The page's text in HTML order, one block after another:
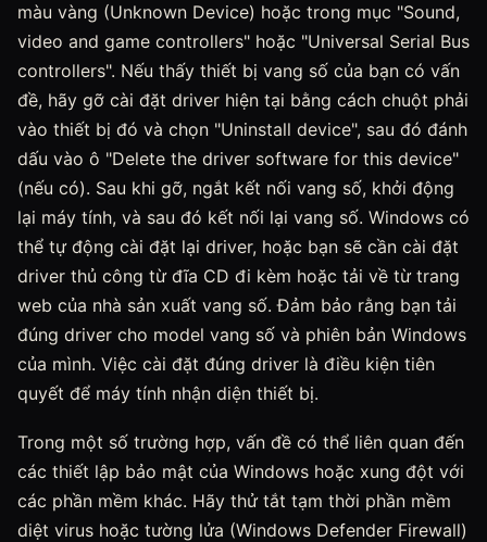
màu vàng (Unknown Device) hoặc trong mục "Sound,
video and game controllers" hoặc "Universal Serial Bus
controllers". Nếu thấy thiết bị vang số của bạn có vấn
đề, hãy gỡ cài đặt driver hiện tại bằng cách chuột phải
vào thiết bị đó và chọn "Uninstall device", sau đó đánh
dấu vào ô "Delete the driver software for this device"
(nếu có). Sau khi gỡ, ngắt kết nối vang số, khởi động
lại máy tính, và sau đó kết nối lại vang số. Windows có
thể tự động cài đặt lại driver, hoặc bạn sẽ cần cài đặt
driver thủ công từ đĩa CD đi kèm hoặc tải về từ trang
web của nhà sản xuất vang số. Đảm bảo rằng bạn tải
đúng driver cho model vang số và phiên bản Windows
của mình. Việc cài đặt đúng driver là điều kiện tiên
quyết để máy tính nhận diện thiết bị.
Trong một số trường hợp, vấn đề có thể liên quan đến
các thiết lập bảo mật của Windows hoặc xung đột với
các phần mềm khác. Hãy thử tắt tạm thời phần mềm
diệt virus hoặc tường lửa (Windows Defender Firewall)